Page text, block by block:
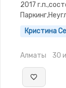
2017
Кристина
Алматы 30